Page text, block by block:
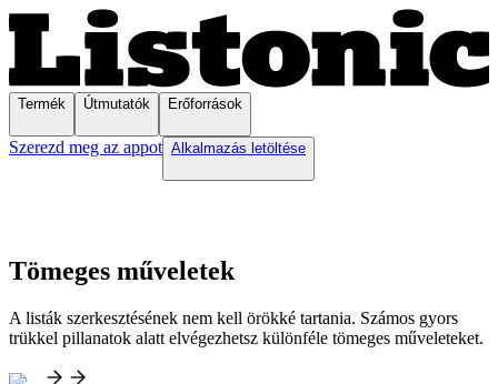
Termék Útmutatók Erőforrások
Szerezd meg az appot Alkalmazás letöltése
Tömeges műveletek
A listák szerkesztésének nem kell örökké tartania. Számos gyors
trükkel pillanatok alatt elvégezhetsz különféle tömeges műveleteket.